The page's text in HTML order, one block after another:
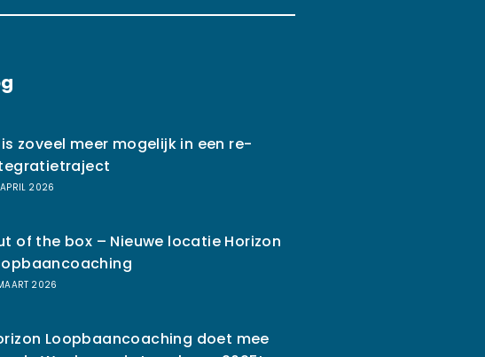
is zoveel meer mogelijk in een re-
2026
of the box – Nieuwe locatie Horizon
2026
Loopbaancoaching doet mee